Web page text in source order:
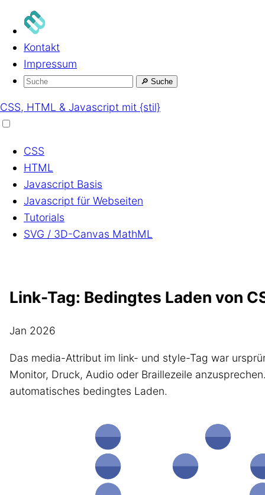
Kontakt
Impressum
🔎 Suche
CSS, HTML & Javascript mit {stil}
CSS
HTML
Javascript Basis
Javascript für Webseiten
Tutorials
SVG / 3D-Canvas MathML
Link-Tag: Bedingtes Laden von
Jan 2026
Das media-Attribut im link- und style-Tag war
Monitor, Druck, Audio oder Braillezeile
automatisches bedingtes Laden.